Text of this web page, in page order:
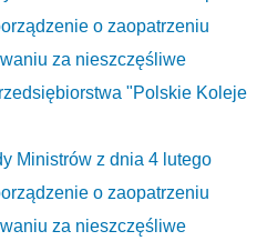
o zaopatrzeniu
za nieszczęśliwe
"Polskie Koleje
Ministrów z dnia 4 lutego
o zaopatrzeniu
za nieszczęśliwe